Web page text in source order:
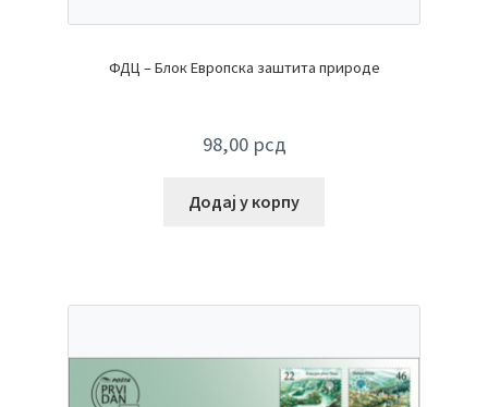
ФДЦ – Блок Европска заштита природе
98,00 рсд
Додај у корпу